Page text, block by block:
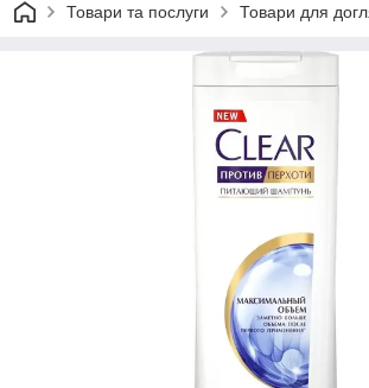
Товари та послуги Товари для